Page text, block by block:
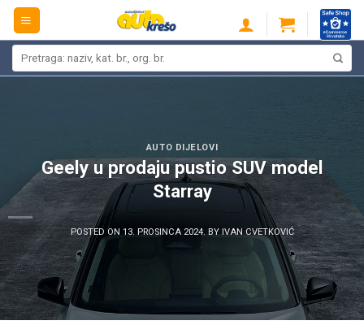
Skip
content
AUTO DIJELOVI
Geely u prodaju pustio SUV model
Starray
POSTED ON 13. PROSINCA 2024. BYIVAN CVETKOVIĆ